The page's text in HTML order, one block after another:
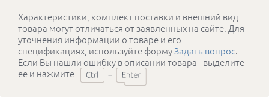
Характеристики, комплект поставки и внешний вид
товара могут отличаться от заявленных на сайте. Для
уточнения информации о товаре и его
спецификациях, используйте формуЗадать вопрос.
Если Вы нашли ошибку в описании товара - выделите
ее и нажмите